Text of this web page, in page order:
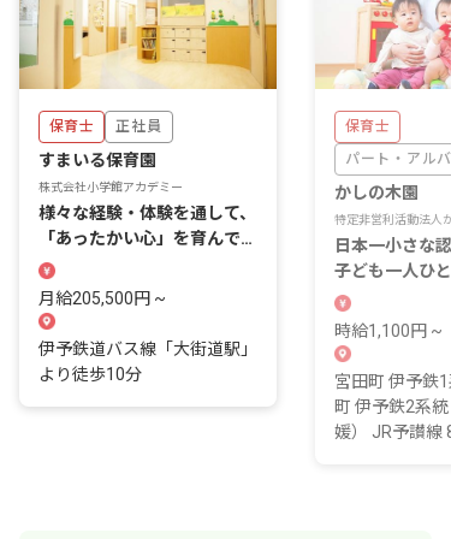
保育士 正社員
すまいる保育園
株式会社小学館アカデミー
様々な経験・体験を通して、
「あったかい心」を育んでい
きましょう
月給205,500円 ~
伊予鉄道バス線「大街道駅」
より徒歩10分
保育士
パート・アルバ
かしの木園
特定非営利活動法人
日本一小さな
子ども一人ひ
じっくり寄り添
時給1,100円 ~
宮田町 伊予鉄
町 伊予鉄2系
媛） JR予讃線